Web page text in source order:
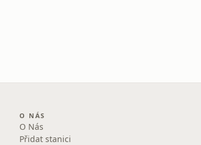
O NÁS
O Nás
Přidat stanici